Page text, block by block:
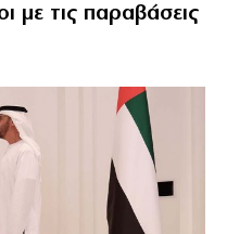
με τις παραβάσεις